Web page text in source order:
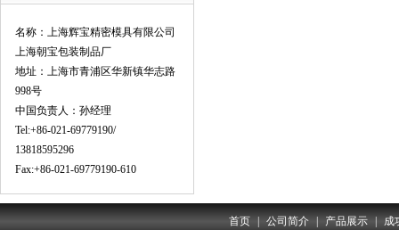
名称：上海辉宝精密模具有限公司
上海朝宝包装制品厂
地址：上海市青浦区华新镇华志路
998号
中国负责人：孙经理
Tel:+86-021-69779190/
13818595296
Fax:+86-021-69779190-610
首页 公司简介 产品展示 成